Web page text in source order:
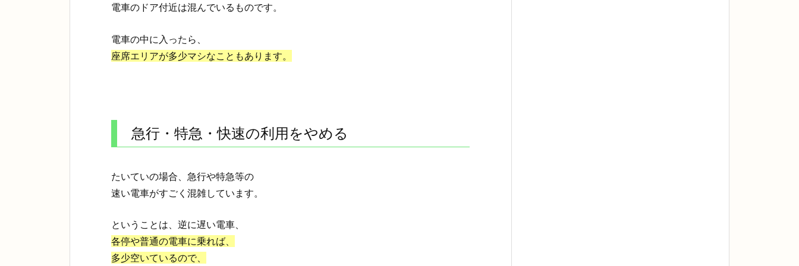
電車のドア付近は混んでいるものです。
電車の中に入ったら、
座席エリアが多少マシなこともあります。
急行・特急・快速の利用をやめる
たいていの場合、 急行や特急等の
速い電車がすごく混雑しています。
ということは、逆に遅い電車、
各停や普通の電車に乗れば、
多少空いているので、